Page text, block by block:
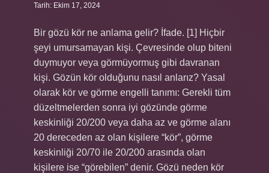
Tarih: Ekim 17, 2024
Bir gözü kör ne anlama gelir? İfade. [1] Hiçbir
şeyi umursamayan kişi. Çevresinde olup biteni
duymuyor veya görmüyormuş gibi davranan
kişi. Gözün kör olduğunu nasıl anlarız? Yasal
olarak kör ve görme engelli tanımı: Gerekli tüm
düzeltmelerden sonra iyi gözünde görme
keskinliği 20/200 veya daha az ve görme alanı
20 dereceden az olan kişilere “kör”, görme
keskinliği 20/70 ile 20/200 arasında olan
kişilere ise “görebilen” denir. Gözü neden kör